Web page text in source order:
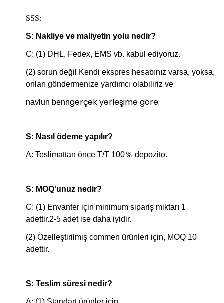
SSS:
S: Nakliye ve maliyetin yolu nedir?
C: (1) DHL, Fedex, EMS vb. kabul ediyoruz.
(2) sorun değil Kendi ekspres hesabınız varsa, yoksa,
onları göndermenize yardımcı olabiliriz ve
navlun benngerçek yerleşime göre.
S: Nasıl ödeme yapılır?
A: Teslimattan önce T/T 100％ depozito.
S: MOQ'unuz nedir?
C: (1) Envanter için minimum sipariş miktarı 1
adettir.2-5 adet ise daha iyidir.
(2) Özelleştirilmiş commen ürünleri için, MOQ 10
adettir.
S: Teslim süresi nedir?